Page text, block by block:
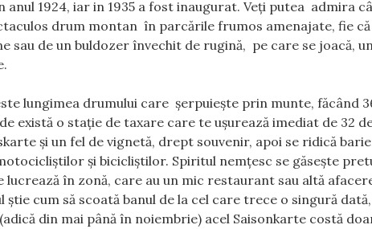
1924, iar in 1935 a fost inaugurat. Veţi putea admira
drum montan în parcările frumos amenajate, fie
sau de un buldozer învechit de rugină, pe care se joacă,
lungimea drumului care şerpuieşte prin munte, făcând
există o staţie de taxare care te uşurează imediat de 32
şi un fel de vignetă, drept souvenir, apoi se ridică
şi bicicliştilor. Spiritul nemţesc se găseşte
în zonă, care au un mic restaurant sau altă
cum să scoată banul de la cel care trece o singură
din mai până în noiembrie) acel Saisonkarte costă